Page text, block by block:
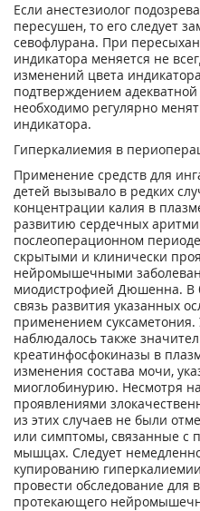
Если анестезиолог
пересушен, то его следует
севофлурана. При
индикатора меняется не
изменений цвета
подтверждением
необходимо регулярно
индикатора.
Гиперкалиемия в
Применение средств для
детей вызывало в редких
концентрации калия в
развитию сердечных
послеоперационном
скрытыми и клинически
нейромышечными
миодистрофией Дюшенна. В
связь развития указанных
применением
наблюдалось также
креатинфосфокиназы в
изменения состава мочи,
миоглобинурию. Несмотря
проявлениями
из этих случаев не были
или симптомы, связанные
мышцах. Следует
купированию
провести обследование для
протекающего